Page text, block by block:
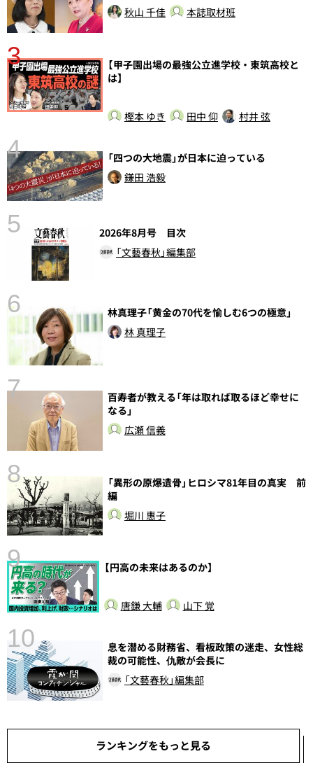
秋山 千佳
本誌取材班
3
【甲子園出場の最強公立進学校・東筑高校と
は】
樫本 ゆき 田中 仰 村井 弦
4
「四つの大地震」が日本に迫っている
鎌田 浩毅
5
2026年8月号 目次
「文藝春秋」編集部
6
林真理子「黄金の70代を愉しむ6つの極意」
林 真理子
7
百寿者が教える「年は取れば取るほど幸せに
なる」
広瀬 信義
8
「異形の原爆遺骨」ヒロシマ81年目の真実 前
編
堀川 惠子
9 【円高の未来はあるのか】
唐鎌 大輔 山下 覚
10
息を潜める財務省、看板政策の迷走、女性総
裁の可能性、仇敵が会長に
「文藝春秋」編集部
ランキングをもっと見る